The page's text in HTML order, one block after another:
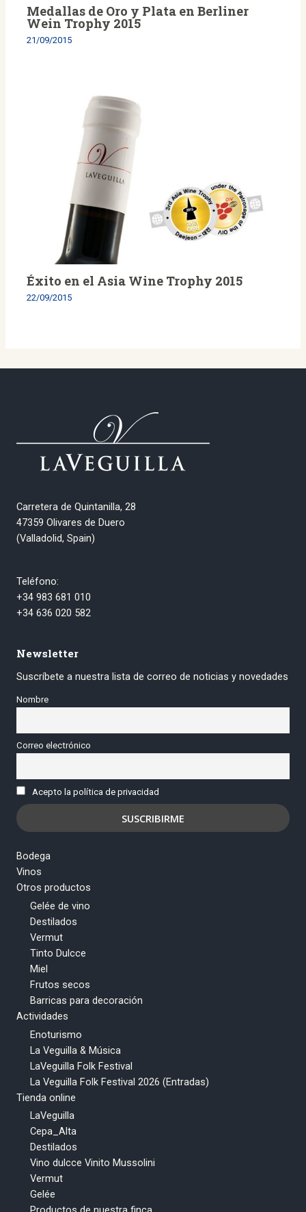
Medallas de Oro y Plata en Berliner
Wein Trophy 2015
21/09/2015
Éxito en el Asia Wine Trophy 2015
22/09/2015
Carretera de Quintanilla, 28
47359 Olivares de Duero
(Valladolid, Spain)
Teléfono:
+34 983 681 010
+34 636 020 582
Newsletter
Suscríbete a nuestra lista de correo de noticias y novedades
Nombre
Correo electrónico
Acepto la política de privacidad
Bodega
Vinos
Otros productos
Gelée de vino
Destilados
Vermut
Tinto Dulcce
Miel
Frutos secos
Barricas para decoración
Actividades
Enoturismo
La Veguilla & Música
LaVeguilla Folk Festival
La Veguilla Folk Festival 2026 (Entradas)
Tienda online
LaVeguilla
Cepa_Alta
Destilados
Vino dulcce Vinito Mussolini
Vermut
Gelée